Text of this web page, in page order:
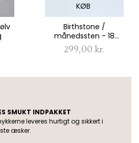
KØB
Birthstone /
månedssten - 18
karat forgyldt charm
med din fødsels-sten
299,00 kr.
SMUKT INDPAKKET
leveres hurtigt og sikkert i
æsker.